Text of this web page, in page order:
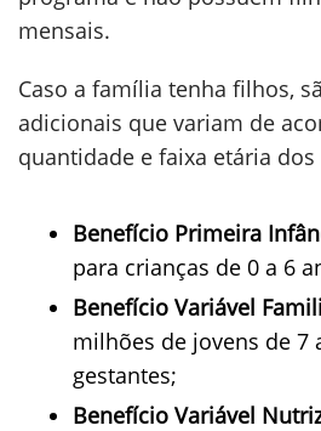
mensais.
Caso a família tenha filhos,
adicionais que variam de
quantidade e faixa etária
Benefício Primeira
para crianças de 0 a 6
Benefício Variável
milhões de jovens de 7
gestantes;
Benefício Variável